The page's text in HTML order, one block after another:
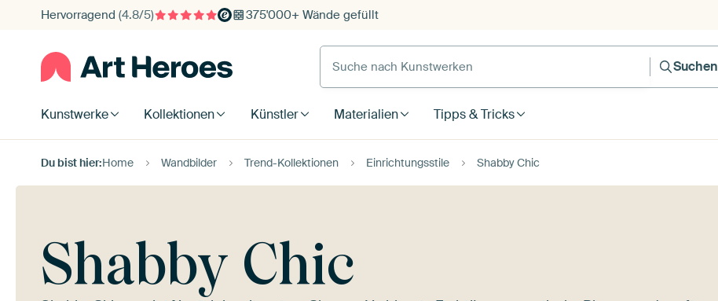
Hervorragend (4.8/5) 375'000+ Wände gefüllt
Suche nach Kunstwerken
Suchen
Kunstwerke Kollektionen Künstler Materialien Tipps & Tricks
Du bist hier:Home Wandbilder Trend-Kollektionen Einrichtungsstile Shabby Chic
Shabby Chic